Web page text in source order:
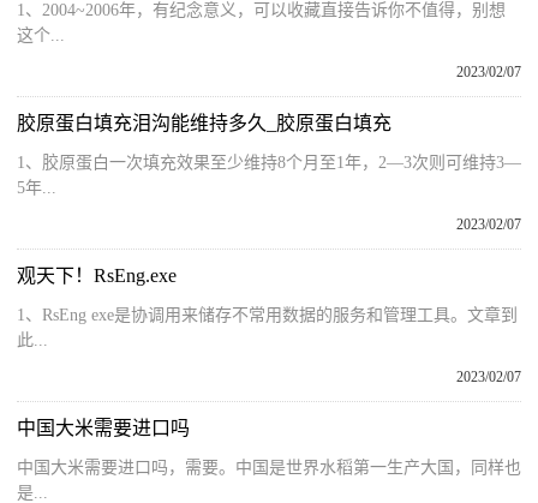
1、2004~2006年，有纪念意义，可以收藏直接告诉你不值得，别想
这个...
2023/02/07
胶原蛋白填充泪沟能维持多久_胶原蛋白填充
1、胶原蛋白一次填充效果至少维持8个月至1年，2—3次则可维持3—
5年...
2023/02/07
观天下！RsEng.exe
1、RsEng exe是协调用来储存不常用数据的服务和管理工具。文章到
此...
2023/02/07
中国大米需要进口吗
中国大米需要进口吗，需要。中国是世界水稻第一生产大国，同样也
是...